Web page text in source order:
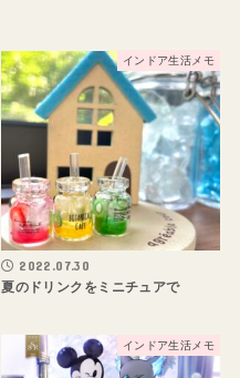
インドア生活メモ
2022.07.30
夏のドリンクをミニチュアで
インドア生活メモ